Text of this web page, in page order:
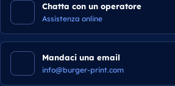
Chatta con un operatore
Assistenza online
Mandaci una email
info@burger-print.com